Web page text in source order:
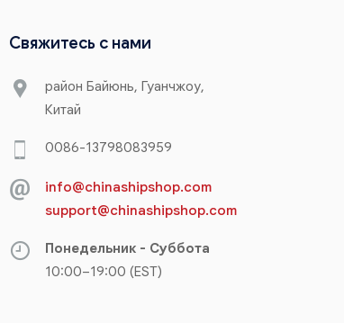
Свяжитесь с нами
район Байюнь, Гуанчжоу,
Китай
0086-13798083959
info@chinashipshop.com
support@chinashipshop.com
Понедельник - Суббота
10:00–19:00 (EST)